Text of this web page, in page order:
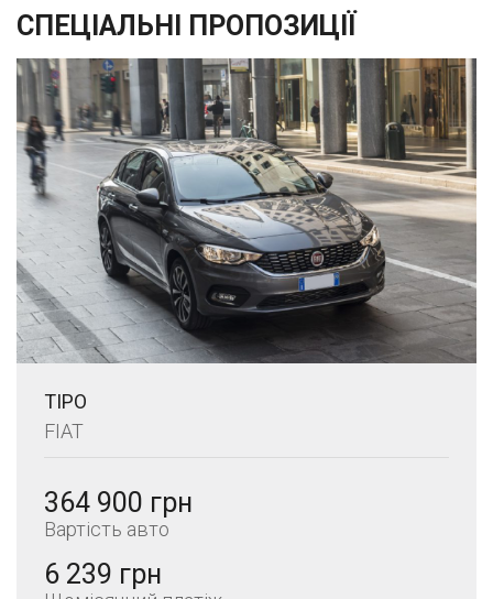
СПЕЦІАЛЬНІ ПРОПОЗИЦІЇ
TIPO
FIAT
364 900 грн
Вартість авто
6 239 грн